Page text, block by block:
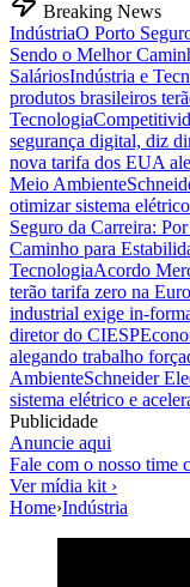
Breaking News
IndústriaO Porto
Sendo o Melhor
SaláriosIndústria e
produtos brasileiros
Tecnologia
segurança digital, diz
nova tarifa dos EUA
Meio Ambiente
otimizar sistema
Seguro da Carreira:
Caminho para
TecnologiaAcordo
terão tarifa zero na
industrial exige in-
diretor do CIESP
alegando trabalho
AmbienteSchneider
sistema elétrico e
Publicidade
Anuncie aqui
Fale com o nosso time
Ver mídia kit ›
Home›Indústria